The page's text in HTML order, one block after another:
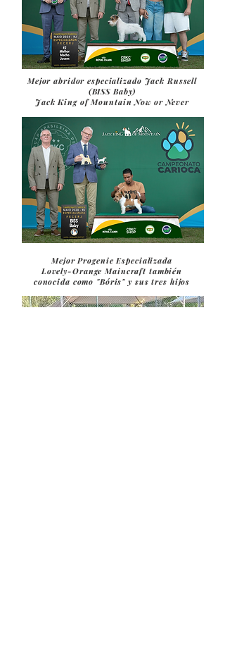
Mejor abridor especializado Jack Russell
(BISS Baby)
Jack King of Mountain Now or Never
Mejor Progenie Especializada
Lovely-Orange Maincraft también
conocida como "Bóris" y sus tres hijos